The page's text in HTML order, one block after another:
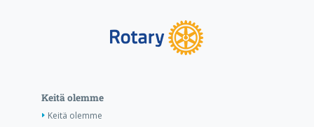
Keitä olemme
Keitä olemme